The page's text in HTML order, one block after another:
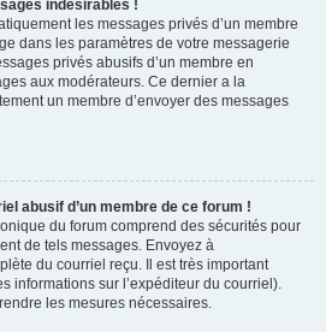
indésirables !
les messages privés d’un membre
dans les paramètres de votre messagerie
privés abusifs d’un membre en
aux modérateurs. Ce dernier a la
un membre d’envoyer des messages
abusif d’un membre de ce forum !
du forum comprend des sécurités pour
de tels messages. Envoyez à
du courriel reçu. Il est très important
informations sur l’expéditeur du courriel).
les mesures nécessaires.